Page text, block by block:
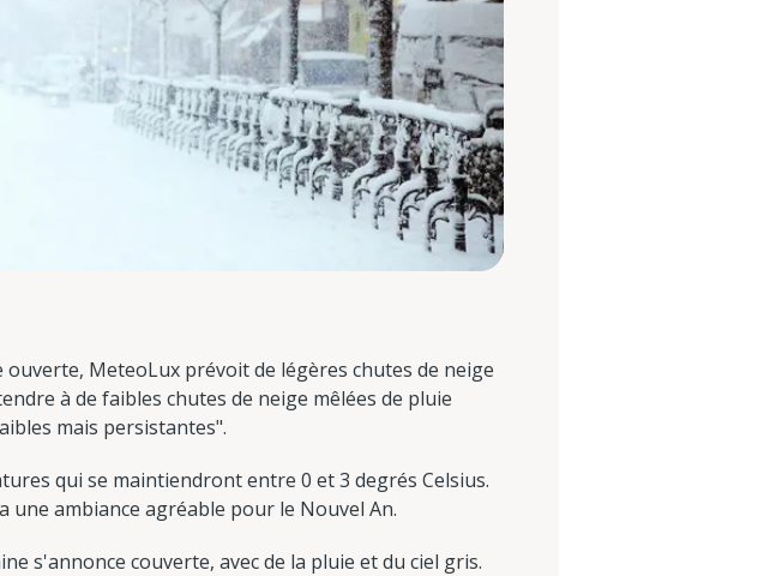
MeteoLux prévoit de légères chutes de neige
à de faibles chutes de neige mêlées de pluie
mais persistantes".
qui se maintiendront entre 0 et 3 degrés Celsius.
une ambiance agréable pour le Nouvel An.
s'annonce couverte, avec de la pluie et du ciel gris.